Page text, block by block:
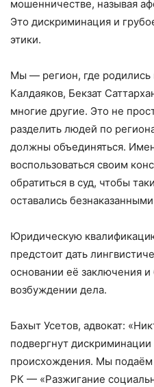
мошенничестве, называя
Это дискриминация и
этики.
Мы — регион, где
Калдаяков, Бекзат
многие другие. Это не
разделить людей по
должны объединяться.
воспользоваться своим
обратиться в суд, чтобы
оставались
Юридическую
предстоит дать
основании её заключения
возбуждении дела.
Бахыт Усетов, адвокат:
подвергнут дискриминации
происхождения. Мы подаём
РК — «Разжигание